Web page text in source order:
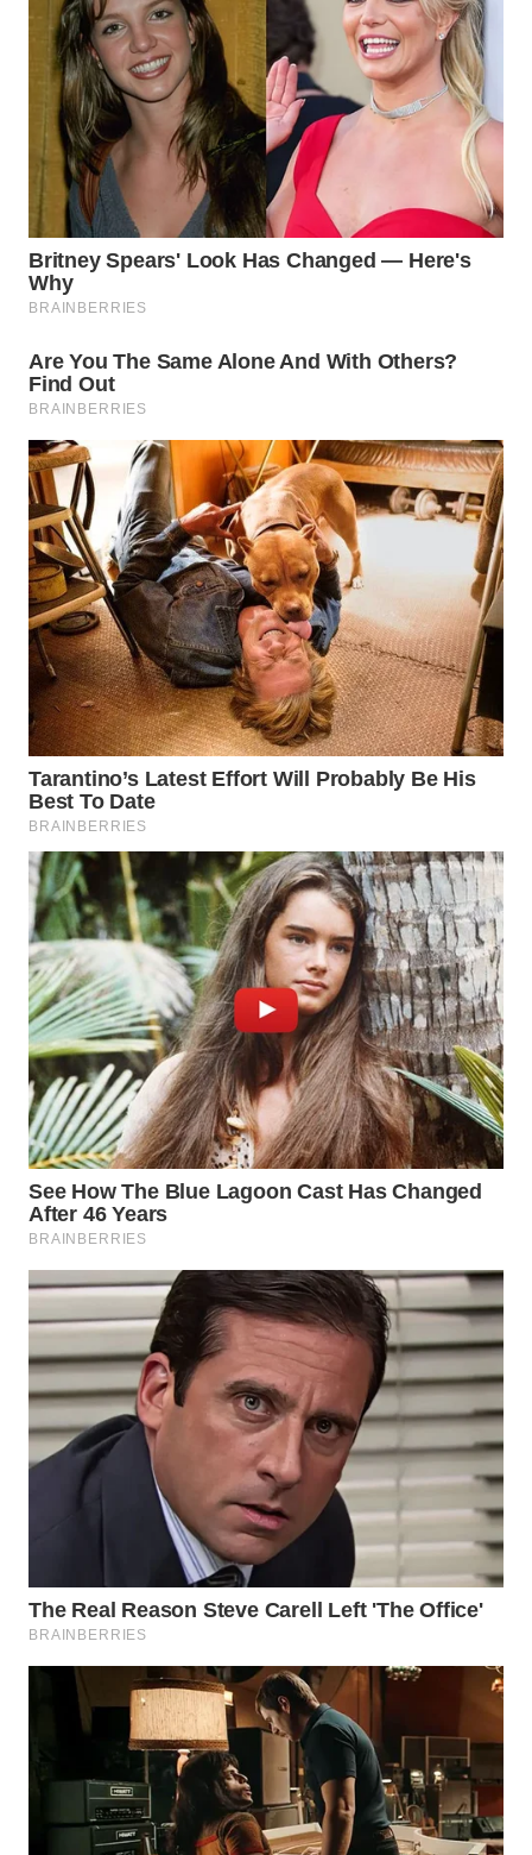
WN
INDRAMAYU
WN
KUNINGAN
WN
MAJALENGKA
WN
WN
WN
PURWAKARTA
WN
PRIANGAN
TIMUR
WN
SEMARANG
WN
SOLO
WN
BOROBUDUR
WN
MADURA
WN
SURABAYA
WN
NATUNA
WN
BINTAN
MANDALIKA
WN
LIKUPANG
WN
BORNEO
NEWS
WAHANA